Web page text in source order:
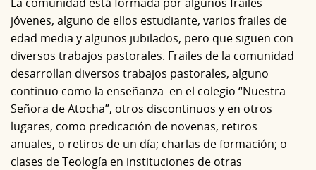
jóvenes, alguno de ellos estudiante, varios frailes de
edad media y algunos jubilados, pero que siguen con
diversos trabajos pastorales. Frailes de la comunidad
desarrollan diversos trabajos pastorales, alguno
continuo como la enseñanza en el colegio “Nuestra
Señora de Atocha”, otros discontinuos y en otros
lugares, como predicación de novenas, retiros
anuales, o retiros de un día; charlas de formación; o
clases de Teología en instituciones de otras